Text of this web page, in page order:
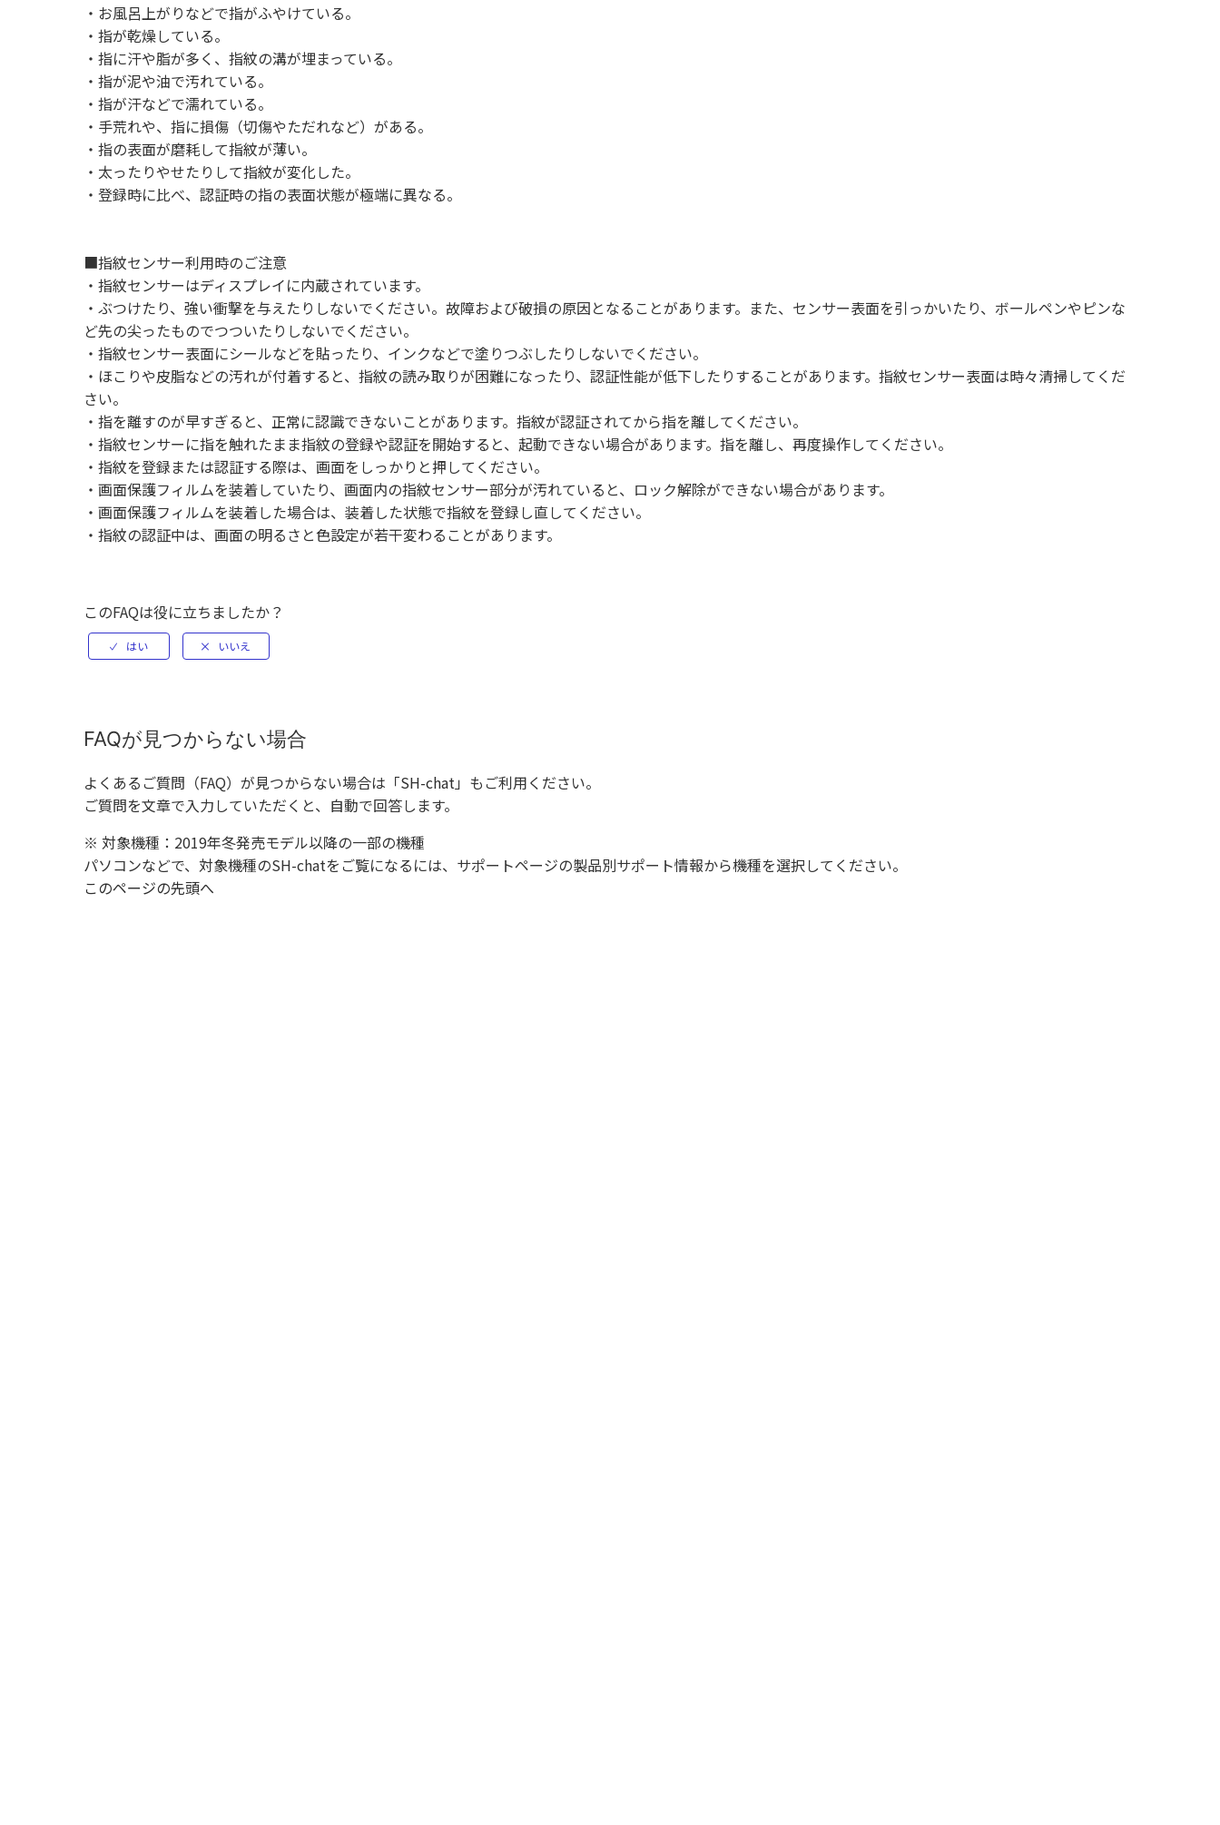
・お風呂上がりなどで指がふやけている。
・指が乾燥している。
・指に汗や脂が多く、指紋の溝が埋まっている。
・指が泥や油で汚れている。
・指が汗などで濡れている。
・手荒れや、指に損傷（切傷やただれなど）がある。
・指の表面が磨耗して指紋が薄い。
・太ったりやせたりして指紋が変化した。
・登録時に比べ、認証時の指の表面状態が極端に異なる。
■指紋センサー利用時のご注意
・指紋センサーはディスプレイに内蔵されています。
・ぶつけたり、強い衝撃を与えたりしないでください。故障および破損の原因となることがあります。また、センサー表面を引っかいたり、ボールペンやピンな
ど先の尖ったものでつついたりしないでください。
・指紋センサー表面にシールなどを貼ったり、インクなどで塗りつぶしたりしないでください。
・ほこりや皮脂などの汚れが付着すると、指紋の読み取りが困難になったり、認証性能が低下したりすることがあります。指紋センサー表面は時々清掃してくだ
さい。
・指を離すのが早すぎると、正常に認識できないことがあります。指紋が認証されてから指を離してください。
・指紋センサーに指を触れたまま指紋の登録や認証を開始すると、起動できない場合があります。指を離し、再度操作してください。
・指紋を登録または認証する際は、画面をしっかりと押してください。
・画面保護フィルムを装着していたり、画面内の指紋センサー部分が汚れていると、ロック解除ができない場合があります。
・画面保護フィルムを装着した場合は、装着した状態で指紋を登録し直してください。
・指紋の認証中は、画面の明るさと色設定が若干変わることがあります。
このFAQは役に立ちましたか？
FAQが見つからない場合
よくあるご質問（FAQ）が見つからない場合は「SH-chat」もご利用ください。
ご質問を文章で入力していただくと、自動で回答します。
※ 対象機種：2019年冬発売モデル以降の一部の機種
パソコンなどで、対象機種のSH-chatをご覧になるには、サポートページの製品別サポート情報から機種を選択してください。
このページの先頭へ